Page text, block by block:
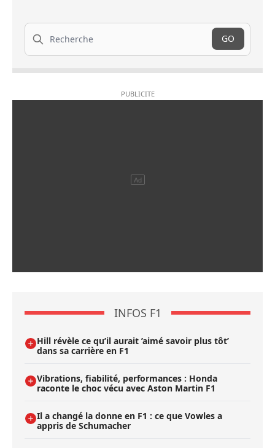
Recherche
GO
INFOS F1
Hill révèle ce qu’il aurait ’aimé savoir plus tôt’
dans sa carrière en F1
Vibrations, fiabilité, performances : Honda
raconte le choc vécu avec Aston Martin F1
Il a changé la donne en F1 : ce que Vowles a
appris de Schumacher